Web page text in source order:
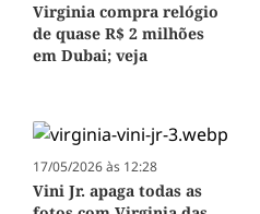
Virginia compra relógio
de quase R$ 2 milhões
em Dubai; veja
17/05/2026 às 12:28
Vini Jr. apaga todas as